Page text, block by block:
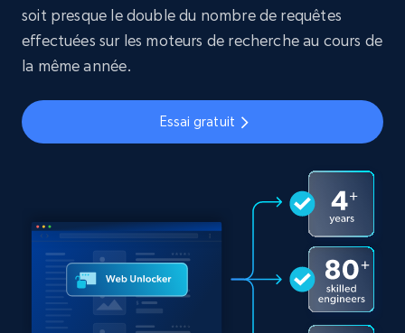
soit presque le double du nombre de requêtes
effectuées sur les moteurs de recherche au cours de
la même année.
Essai gratuit